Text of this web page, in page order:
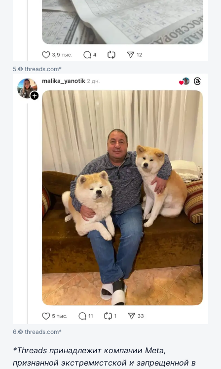
5.© threads.com*
6.© threads.com*
*Threads принадлежит компании Meta,
признанной экстремистской и запрещенной в